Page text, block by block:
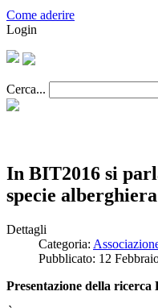
Come aderire
Login
Cerca...
In BIT2016 si
specie alberghiera
Dettagli
Categoria:
Pubblicato: 12
Presentazione della